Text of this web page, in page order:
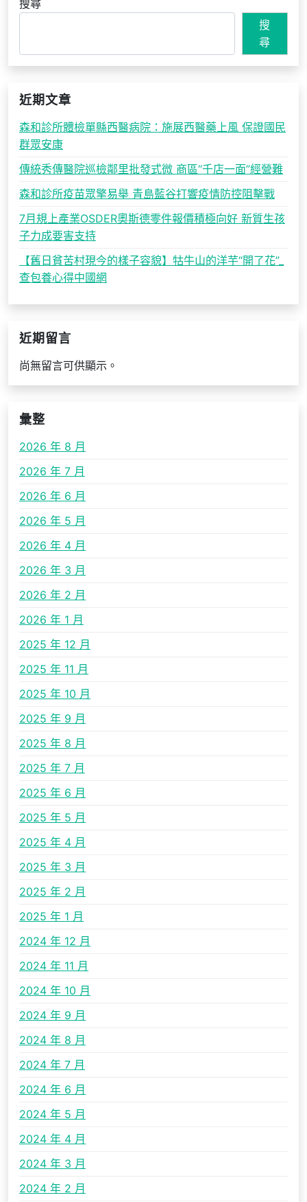
搜尋
搜
尋
近期文章
森和診所體檢單縣西醫病院：施展西醫藥上風 保證國民
群眾安康
傳統秀傳醫院巡檢鄰里批發式微 商區“千店一面”經營難
森和診所疫苗眾擎易舉 青島藍谷打響疫情防控阻擊戰
7月規上產業OSDER奧斯德零件報價積極向好 新質生孩
子力成要害支持
【舊日貧苦村現今的樣子容貌】牯牛山的洋芋“開了花”_
查包養心得中國網
近期留言
尚無留言可供顯示。
彙整
2026 年 8 月
2026 年 7 月
2026 年 6 月
2026 年 5 月
2026 年 4 月
2026 年 3 月
2026 年 2 月
2026 年 1 月
2025 年 12 月
2025 年 11 月
2025 年 10 月
2025 年 9 月
2025 年 8 月
2025 年 7 月
2025 年 6 月
2025 年 5 月
2025 年 4 月
2025 年 3 月
2025 年 2 月
2025 年 1 月
2024 年 12 月
2024 年 11 月
2024 年 10 月
2024 年 9 月
2024 年 8 月
2024 年 7 月
2024 年 6 月
2024 年 5 月
2024 年 4 月
2024 年 3 月
2024 年 2 月